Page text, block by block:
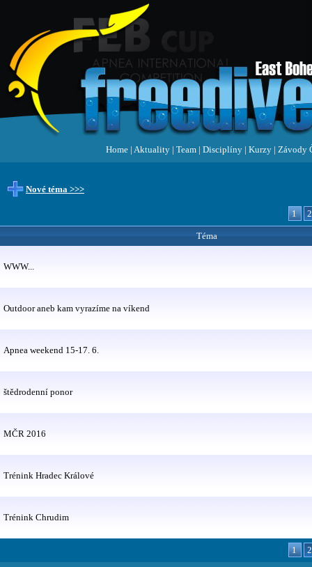
Home | Aktuality | Team | Disciplíny | Kurzy | Závody
Nové téma >>>
1 2
Téma
WWW...
Outdoor aneb kam vyrazíme na víkend
Apnea weekend 15-17. 6.
štědrodenní ponor
MČR 2016
Trénink Hradec Králové
Trénink Chrudim
1 2